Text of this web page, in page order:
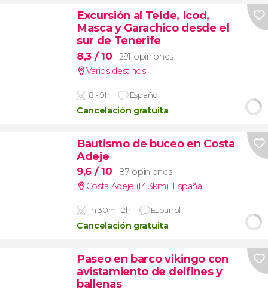
Excursión al Teide, Icod,
Masca y Garachico desde el
sur de Tenerife
8,3 / 10
291 opiniones
Varios destinos
8 - 9h Español
Cancelación gratuita
Bautismo de buceo en Costa
Adeje
9,6 / 10
87 opiniones
Costa Adeje (14.3km), España
1h 30m - 2h Español
Cancelación gratuita
Paseo en barco vikingo con
avistamiento de delfines y
ballenas